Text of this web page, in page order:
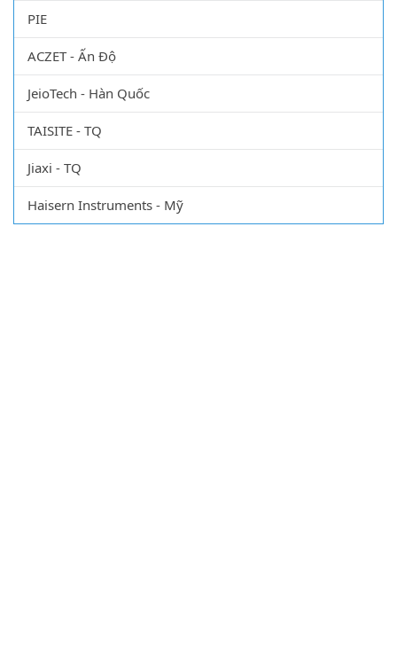
PIE
ACZET - Ấn Độ
JeioTech - Hàn Quốc
TAISITE - TQ
Jiaxi - TQ
Haisern Instruments - Mỹ